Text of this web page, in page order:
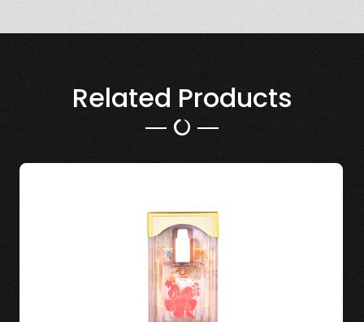
Related Products